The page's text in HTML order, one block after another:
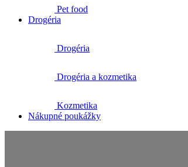
Pet food
Drogéria
Drogéria
Drogéria a kozmetika
Kozmetika
Nákupné poukážky